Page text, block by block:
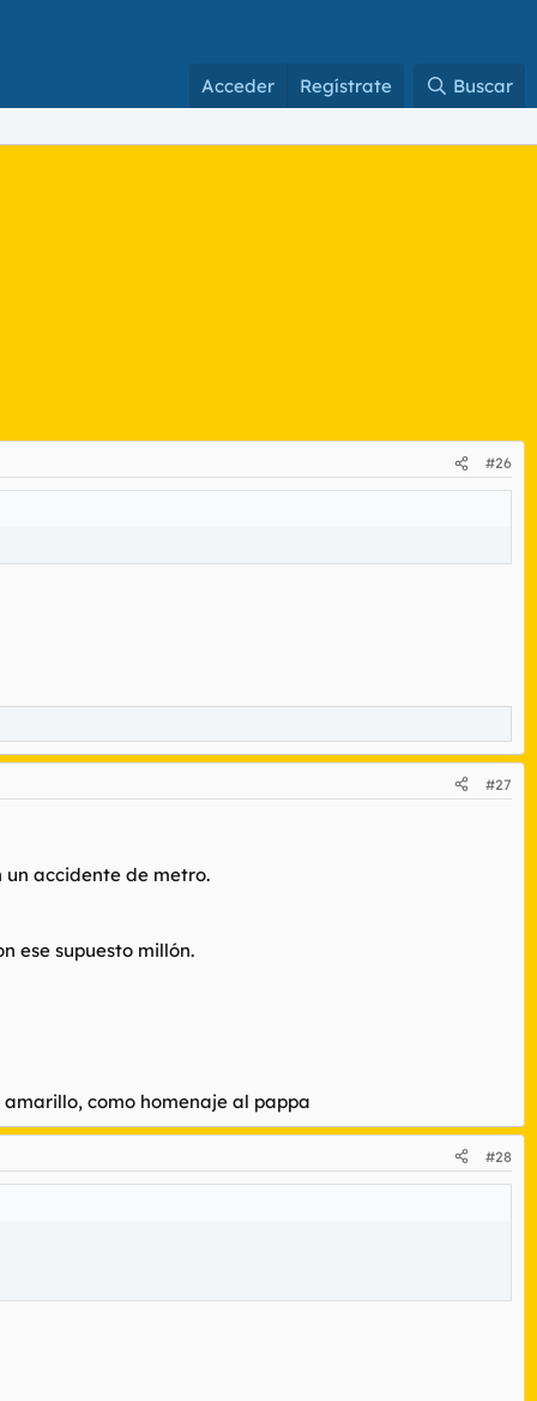
Acceder Regístrate Buscar
#26
#27
accidente de metro.
ese supuesto millón.
como homenaje al pappa
#28